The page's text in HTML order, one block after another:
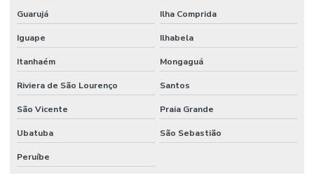
AUTOMAÇÃO
RESIDENCIAL
EM RIBEIRÃO
PRETO
AUTOMAÇÃO
RESIDENCIAL
RIO GRANDE
DO SUL
AUTOMAÇÃO
RESIDENCIAL
SALVADOR
Guarujá Ilha Comprida
Iguape Ilhabela
Itanhaém Mongaguá
Riviera de São Lourenço Santos
São Vicente Praia Grande
Ubatuba São Sebastião
Peruíbe